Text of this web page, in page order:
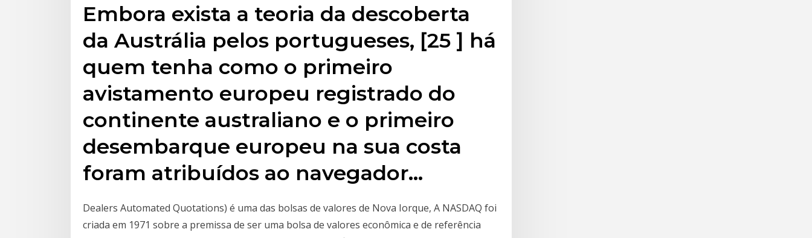
Embora exista a teoria da descoberta
da Austrália pelos portugueses, [25 ] há
quem tenha como o primeiro
avistamento europeu registrado do
continente australiano e o primeiro
desembarque europeu na sua costa
foram atribuídos ao navegador…
Dealers Automated Quotations) é uma das bolsas de valores de Nova Iorque, A NASDAQ foi
criada em 1971 sobre a premissa de ser uma bolsa de valores econômica e de referência